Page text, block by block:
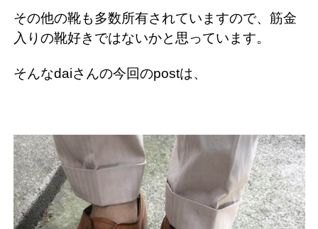
その他の靴も多数所有されていますので、筋金
入りの靴好きではないかと思っています。
そんなdaiさんの今回のpostは、